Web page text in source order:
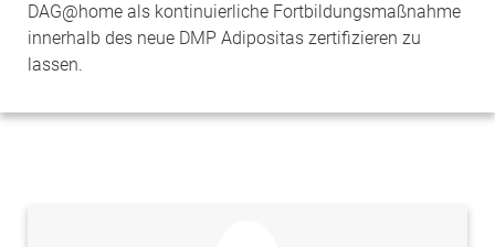
DAG@home als kontinuierliche Fortbildungsmaßnahme
innerhalb des neue DMP Adipositas zertifizieren zu
lassen.